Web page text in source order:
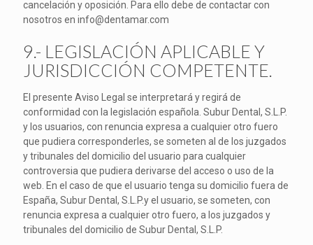
cancelación y oposición. Para ello debe de contactar con
nosotros en info@dentamar.com
9.- LEGISLACIÓN APLICABLE Y
JURISDICCIÓN COMPETENTE.
El presente Aviso Legal se interpretará y regirá de
conformidad con la legislación española. Subur Dental, S.L.P.
y los usuarios, con renuncia expresa a cualquier otro fuero
que pudiera corresponderles, se someten al de los juzgados
y tribunales del domicilio del usuario para cualquier
controversia que pudiera derivarse del acceso o uso de la
web. En el caso de que el usuario tenga su domicilio fuera de
España, Subur Dental, S.L.P.y el usuario, se someten, con
renuncia expresa a cualquier otro fuero, a los juzgados y
tribunales del domicilio de Subur Dental, S.L.P.